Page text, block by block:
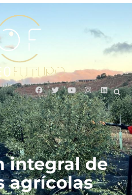
integral de
agrícolas